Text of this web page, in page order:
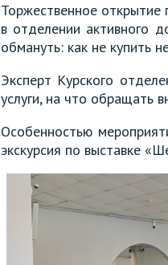
Торжественное
в отделении активного
обмануть: как не купить
Эксперт Курского
услуги, на что обращать
Особенностью
экскурсия по выставке